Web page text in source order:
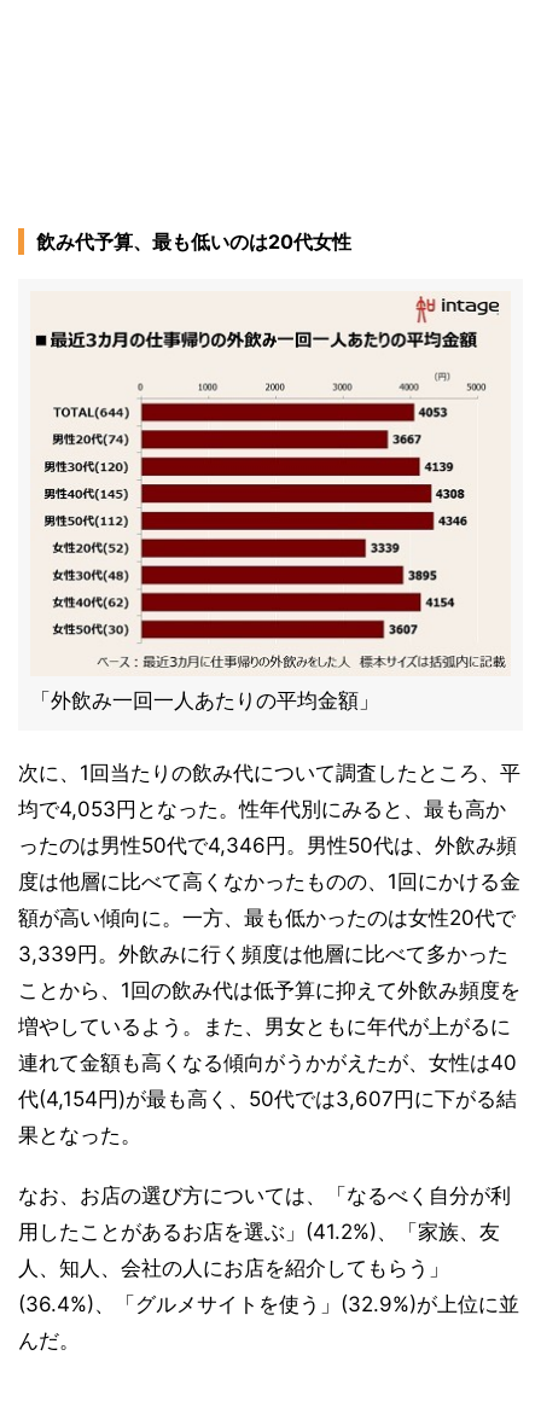
飲み代予算、最も低いのは20代女性
「外飲み一回一人あたりの平均金額」
次に、1回当たりの飲み代について調査したところ、平
均で4,053円となった。性年代別にみると、最も高か
ったのは男性50代で4,346円。男性50代は、外飲み頻
度は他層に比べて高くなかったものの、1回にかける金
額が高い傾向に。一方、最も低かったのは女性20代で
3,339円。外飲みに行く頻度は他層に比べて多かった
ことから、1回の飲み代は低予算に抑えて外飲み頻度を
増やしているよう。また、男女ともに年代が上がるに
連れて金額も高くなる傾向がうかがえたが、女性は40
代(4,154円)が最も高く、50代では3,607円に下がる結
果となった。
なお、お店の選び方については、「なるべく自分が利
用したことがあるお店を選ぶ」(41.2%)、「家族、友
人、知人、会社の人にお店を紹介してもらう」
(36.4%)、「グルメサイトを使う」(32.9%)が上位に並
んだ。